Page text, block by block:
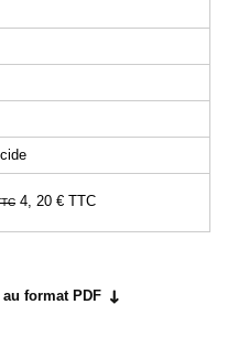
4, 20 € TTC
format PDF